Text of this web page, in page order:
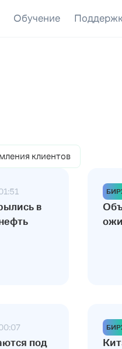
Обучение
клиентов
в
под